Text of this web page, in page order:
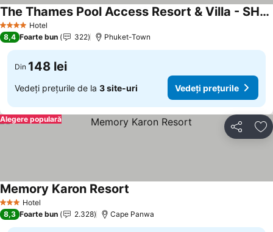
4 Stele Hotel
The Thames Pool Access Resort & Villa - SHA Extra Plus
8,4 Foarte bun 322 Phuket-Town
Din 148 lei
Vedeți prețurile de la 3 site-uri Vedeți prețurile
Distribuiți
Alegere populară
3 SteleHotel
Memory Karon Resort
8,3 Foarte bun 2.328 Cape Panwa